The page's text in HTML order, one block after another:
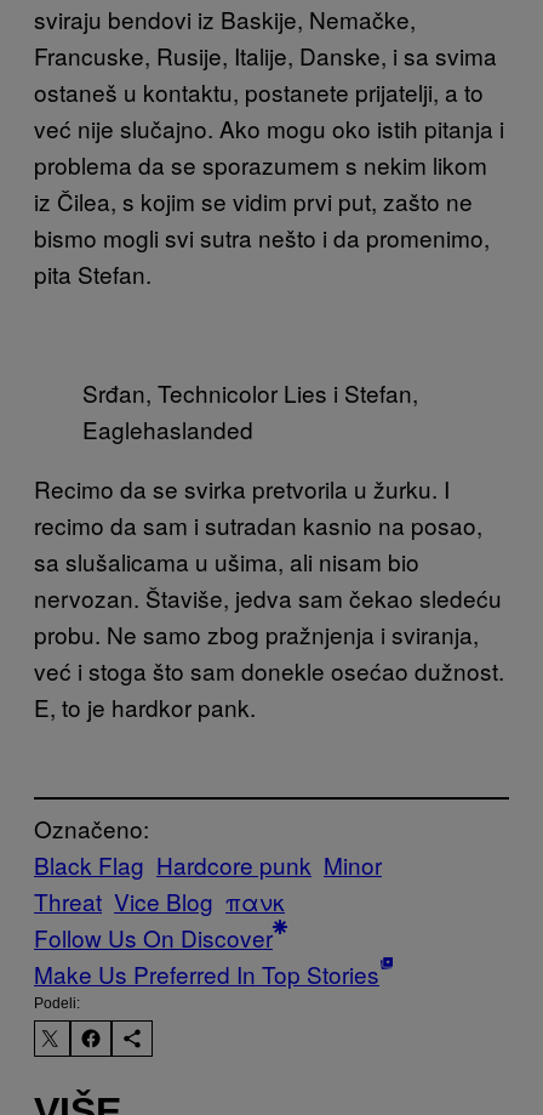
sviraju bendovi iz Baskije, Nemačke,
Francuske, Rusije, Italije, Danske, i sa svima
ostaneš u kontaktu, postanete prijatelji, a to
već nije slučajno. Ako mogu oko istih pitanja i
problema da se sporazumem s nekim likom
iz Čilea, s kojim se vidim prvi put, zašto ne
bismo mogli svi sutra nešto i da promenimo,
pita Stefan.
Srđan, Technicolor Lies i Stefan,
Eaglehaslanded
Recimo da se svirka pretvorila u žurku. I
recimo da sam i sutradan kasnio na posao,
sa slušalicama u ušima, ali nisam bio
nervozan. Štaviše, jedva sam čekao sledeću
probu. Ne samo zbog pražnjenja i sviranja,
već i stoga što sam donekle osećao dužnost.
E, to je hardkor pank.
Označeno:
Black Flag Hardcore punk Minor
Threat Vice Blog πανκ
Follow Us On Discover
Make Us Preferred In Top Stories
Podeli: